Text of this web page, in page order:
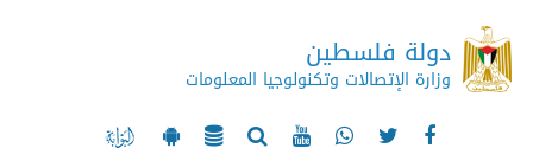
دولة فلسطين
وزارة الإتصالات وتكنولوجيا المعلومات